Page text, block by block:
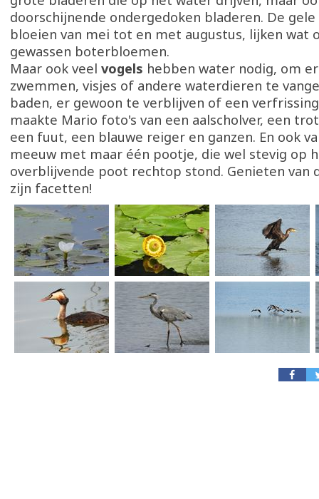
doorschijnende ondergedoken bladeren. De
bloeien van mei tot en met augustus, lijken wat
gewassen boterbloemen.
Maar ook veel vogels hebben water nodig, om
zwemmen, visjes of andere waterdieren te
baden, er gewoon te verblijven of een
maakte Mario foto's van een aalscholver, een
een fuut, een blauwe reiger en ganzen. En ook
meeuw met maar één pootje, die wel stevig op
overblijvende poot rechtop stond. Genieten van
zijn facetten!